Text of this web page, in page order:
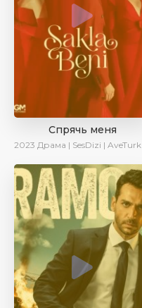
Спрячь меня
2023 Драма | SesDizi | AveTurk | AlisaDirilis | Сериалы 2023